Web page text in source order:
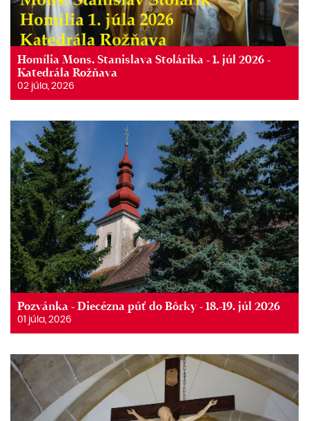
Homília Mons. Stanislava Stolárika - 1. júl 2026 -
Katedrála Rožňava
02 júla, 2026
Pozvánka - Diecézna púť do Bôrky - 18.-19. júl 2026
01 júla, 2026